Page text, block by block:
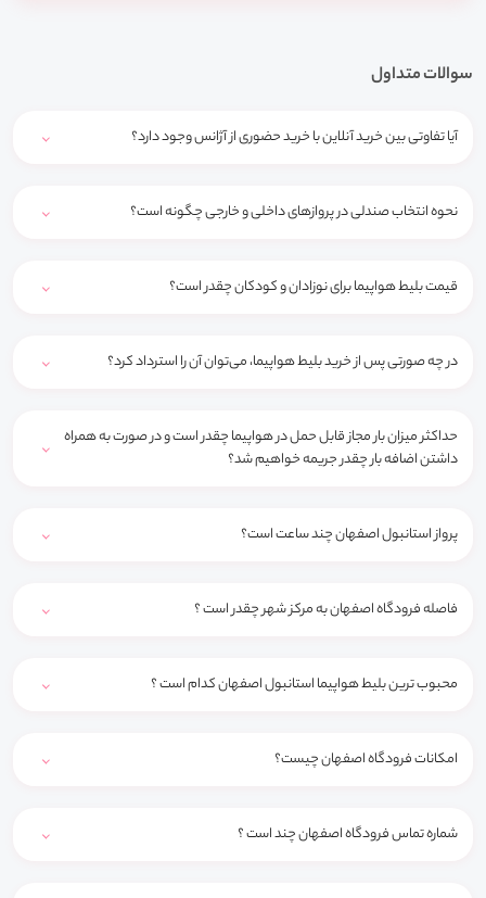
سوالات متداول
آیا تفاوتی بین خرید آنلاین با خرید حضوری از آژانس وجود دارد؟
نحوه انتخاب صندلی در پروازهای داخلی و خارجی چگونه است؟
قیمت بلیط هواپیما برای نوزادان و کودکان چقدر است؟
در چه صورتی پس از خرید بلیط هواپیما، می‌توان آن را استرداد کرد؟
حداکثر میزان بار مجاز قابل حمل در هواپیما چقدر است و در صورت به همراه
داشتن اضافه بار چقدر جریمه خواهیم شد؟
پرواز استانبول اصفهان چند ساعت است؟
فاصله فرودگاه اصفهان به مرکز شهر چقدر است ؟
محبوب ترین بلیط هواپیما استانبول اصفهان کدام است ؟
امکانات فرودگاه اصفهان چیست؟
شماره تماس فرودگاه اصفهان چند است ؟